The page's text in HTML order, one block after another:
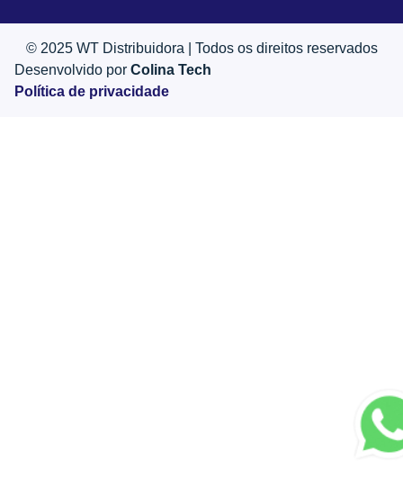
© 2025 WT Distribuidora | Todos os direitos reservados
Desenvolvido por Colina Tech
Política de privacidade